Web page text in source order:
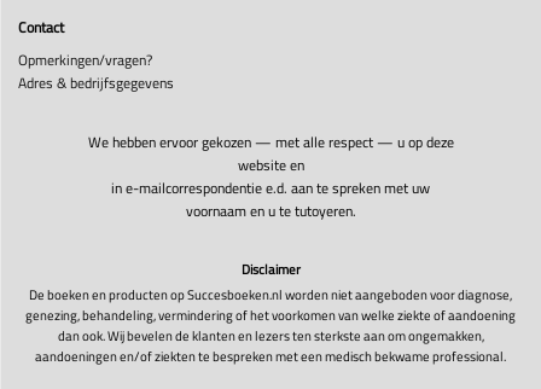
Contact
Opmerkingen/vragen?
Adres & bedrijfsgegevens
We hebben ervoor gekozen — met alle respect — u op deze
website en
in e-mailcorrespondentie e.d. aan te spreken met uw
voornaam en u te tutoyeren.
Disclaimer
De boeken en producten op Succesboeken.nl worden niet aangeboden voor diagnose,
genezing, behandeling, vermindering of het voorkomen van welke ziekte of aandoening
dan ook. Wij bevelen de klanten en lezers ten sterkste aan om ongemakken,
aandoeningen en/of ziekten te bespreken met een medisch bekwame professional.